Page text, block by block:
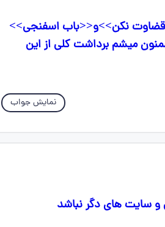
ص ۳۶ فیلم های<<زود قضاوت نکن>>و<<باب اسفنجی>>
میشم برداشت کلی از اين
نمایش جواب